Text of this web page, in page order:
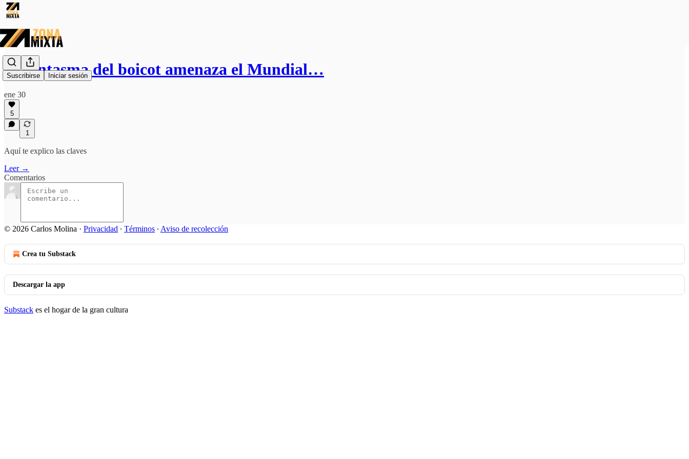
Suscribirse Iniciar sesión
El fantasma del boicot amenaza el Mundial…
ene 30
5
1
Aquí te explico las claves
Leer →
Comentarios
© 2026 Carlos Molina · Privacidad ∙ Términos ∙ Aviso de recolección
Crea tu Substack
Descargar la app
Substack es el hogar de la gran cultura